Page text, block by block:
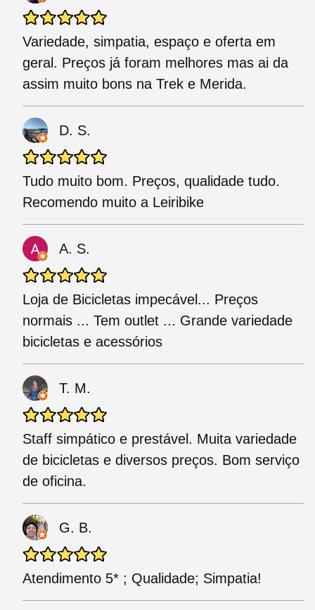
Variedade, simpatia, espaço e oferta em
geral. Preços já foram melhores mas ai da
assim muito bons na Trek e Merida.
D. S.
Tudo muito bom. Preços, qualidade tudo.
Recomendo muito a Leiribike
A. S.
Loja de Bicicletas impecável... Preços
normais ... Tem outlet ... Grande variedade
bicicletas e acessórios
T. M.
Staff simpático e prestável. Muita variedade
de bicicletas e diversos preços. Bom serviço
de oficina.
G. B.
Atendimento 5* ; Qualidade; Simpatia!